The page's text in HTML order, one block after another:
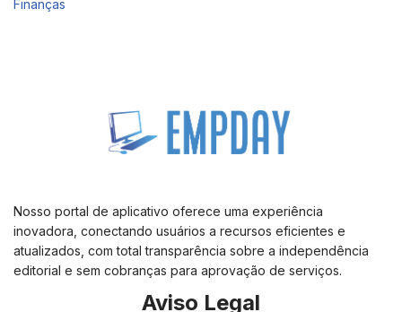
Finanças
Nosso portal de aplicativo oferece uma experiência
inovadora, conectando usuários a recursos eficientes e
atualizados, com total transparência sobre a independência
editorial e sem cobranças para aprovação de serviços.
Aviso Legal